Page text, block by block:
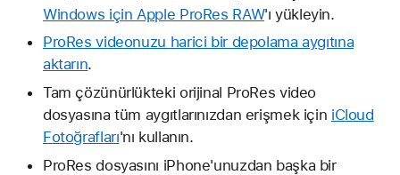
Windows için Apple ProRes RAW'ı yükleyin.
ProRes videonuzu harici bir depolama aygıtına
aktarın.
Tam çözünürlükteki orijinal ProRes video
dosyasına tüm aygıtlarınızdan erişmek için iCloud
Fotoğrafları'nı kullanın.
ProRes dosyasını iPhone'unuzdan başka bir